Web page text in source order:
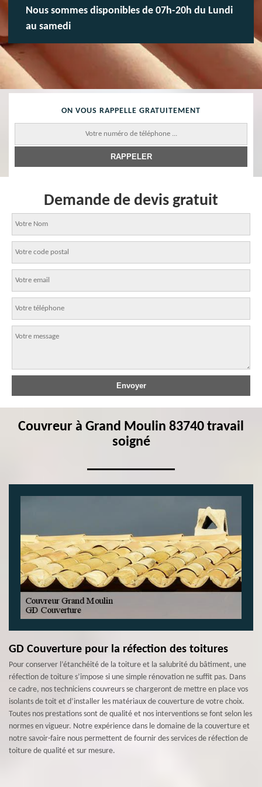
Nous sommes disponibles de 07h-20h du Lundi
au samedi
ON VOUS RAPPELLE GRATUITEMENT
Demande de devis gratuit
Couvreur à Grand Moulin 83740 travail
soigné
GD Couverture pour la réfection des toitures
Pour conserver l’étanchéité de la toiture et la salubrité du bâtiment, une
réfection de toiture s’impose si une simple rénovation ne suffit pas. Dans
ce cadre, nos techniciens couvreurs se chargeront de mettre en place vos
isolants de toit et d’installer les matériaux de couverture de votre choix.
Toutes nos prestations sont de qualité et nos interventions se font selon les
normes en vigueur. Notre expérience dans le domaine de la couverture et
notre savoir-faire nous permettent de fournir des services de réfection de
toiture de qualité et sur mesure.